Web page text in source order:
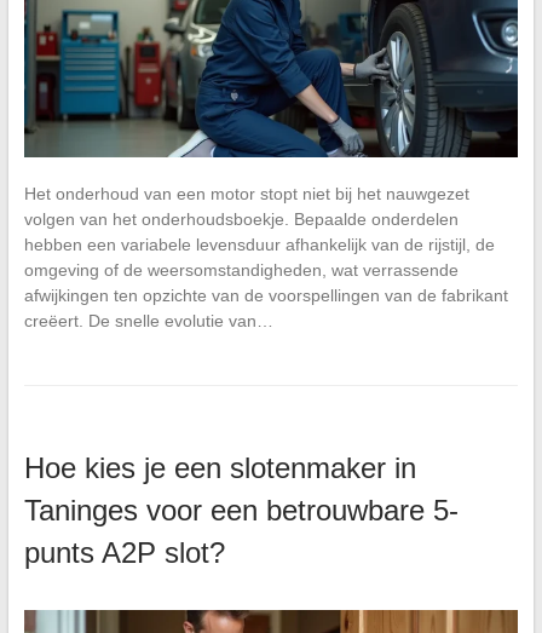
Het onderhoud van een motor stopt niet bij het nauwgezet
volgen van het onderhoudsboekje. Bepaalde onderdelen
hebben een variabele levensduur afhankelijk van de rijstijl, de
omgeving of de weersomstandigheden, wat verrassende
afwijkingen ten opzichte van de voorspellingen van de fabrikant
creëert. De snelle evolutie van…
Hoe kies je een slotenmaker in
Taninges voor een betrouwbare 5-
punts A2P slot?